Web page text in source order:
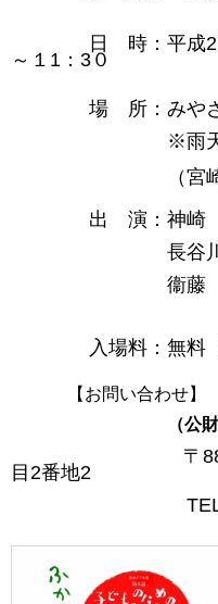
日 時：平成27
～１1：3０
場 所：みやざき
※雨
（宮崎市大字
出 演：神崎 充（
長谷川 愛（う
衞藤 和洋（
入場料：無料（0
【お問い合わせ】
（公
〒880-0879
目2番地2